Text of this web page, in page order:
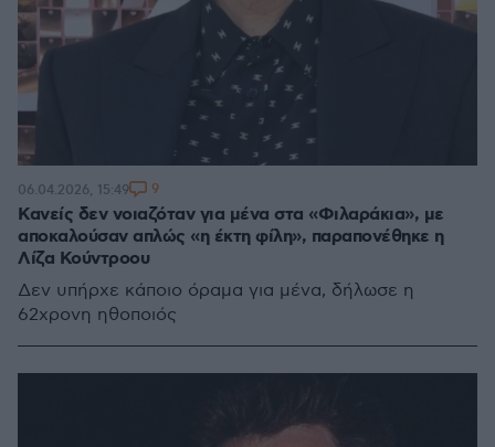
Κανείς δεν νοιαζόταν για μένα στα «Φιλαράκια», με
αποκαλούσαν απλώς «η έκτη φίλη», παραπονέθηκε η
Λίζα Κούντροου
Δεν υπήρχε κάποιο όραμα για μένα, δήλωσε η
62χρονη ηθοποιός
06.04.2026, 15:49 9